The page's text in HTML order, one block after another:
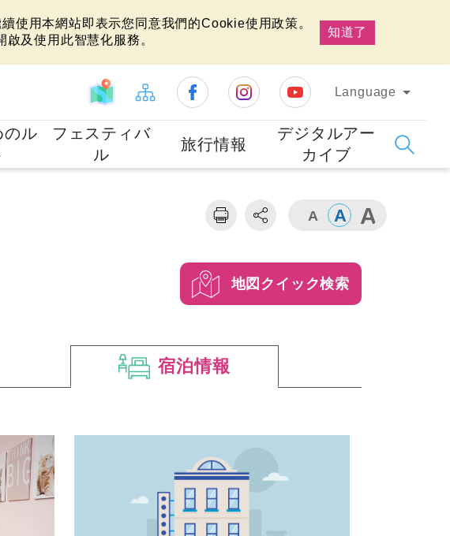
使用本網站即表示您同意我們的Cookie使用政策。
及使用此智慧化服務。
知道了
Language
のル
フェスティバ
ル
旅行情報
デジタルアー
カイブ
地図クイック検索
宿泊情報